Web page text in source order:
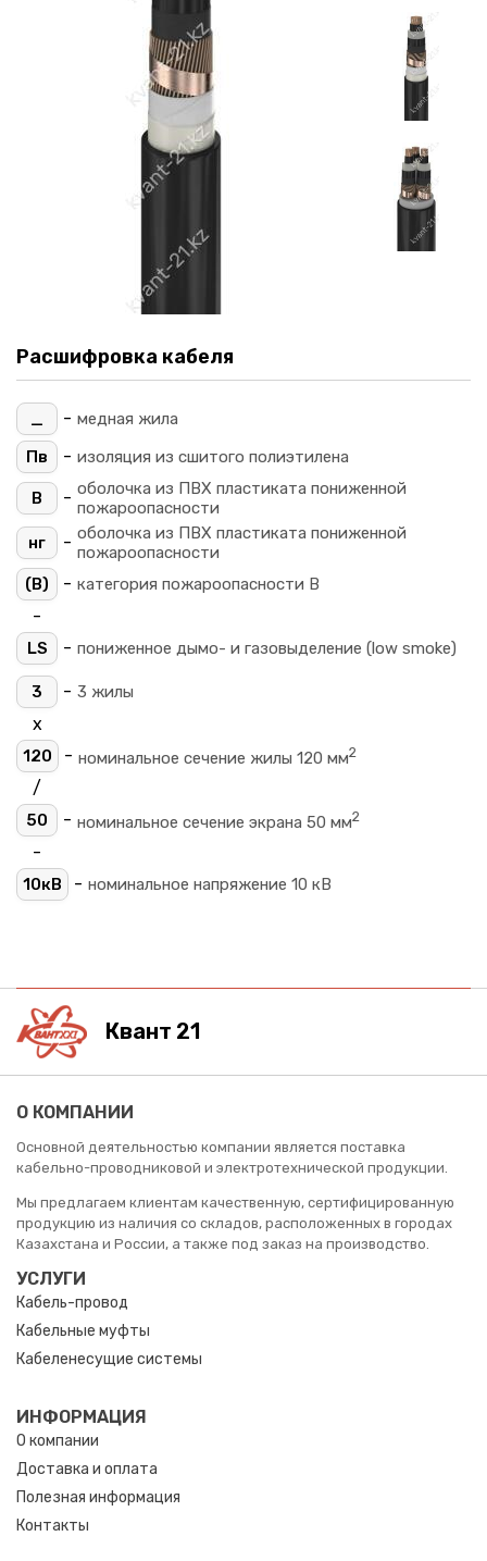
Расшифровка кабеля
_ - медная жила
Пв
- изоляция из сшитого полиэтилена
В - оболочка из ПВХ пластиката пониженной
пожароопасности
нг
- оболочка из ПВХ пластиката пониженной
пожароопасности
(B)
- категория пожароопасности B
-
LS - пониженное дымо- и газовыделение (low smoke)
3 - 3 жилы
х
120 - номинальное сечение жилы 120 мм2
/
50 - номинальное сечение экрана 50 мм2
-
10кВ - номинальное напряжение 10 кВ
Квант 21
О КОМПАНИИ
Основной деятельностью компании является поставка
кабельно-проводниковой и электротехнической продукции.
Мы предлагаем клиентам качественную, сертифицированную
продукцию из наличия со складов, расположенных в городах
Казахстана и России, а также под заказ на производство.
УСЛУГИ
Кабель-провод
Кабельные муфты
Кабеленесущие системы
ИНФОРМАЦИЯ
О компании
Доставка и оплата
Полезная информация
Контакты